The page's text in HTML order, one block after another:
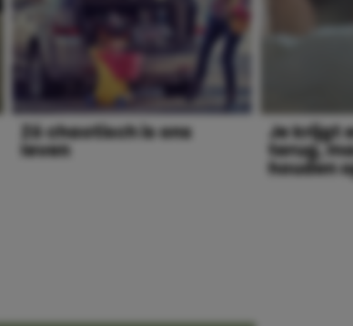
Zó chaotisch is ons
leven
Je krijgt
terug,
houden